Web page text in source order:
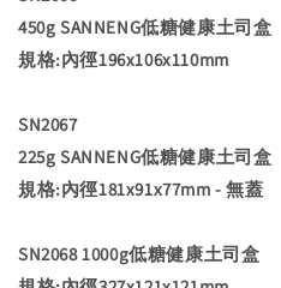
450g SANNENG低糖健康土司盒
規格:內徑196x106x110mm
SN2067
225g SANNENG低糖健康土司盒
規格:內徑181x91x77mm - 無蓋
SN2068 1000g低糖健康土司盒